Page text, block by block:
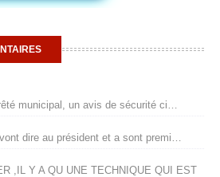
municipal, un avis de sécurité ci…
dire au président et a sont premi…
,IL Y A QU UNE TECHNIQUE QUI EST